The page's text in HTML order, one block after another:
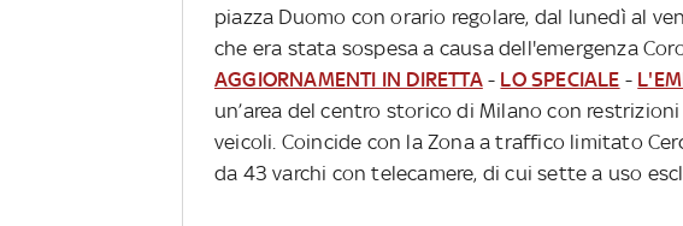
piazza Duomo con orario regolare, dal lunedì al
che era stata sospesa a causa dell'emergenza
AGGIORNAMENTI IN DIRETTA- LO SPECIALE -
un’area del centro storico di Milano con
veicoli. Coincide con la Zona a traffico limitato
da 43 varchi con telecamere, di cui sette a uso